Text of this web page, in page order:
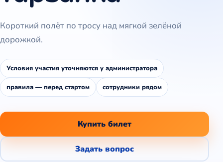
Короткий полёт по тросу над мягкой зелёной
дорожкой.
Условия участия уточняются у администратора
правила — перед стартом сотрудники рядом
Купить билет
Задать вопрос